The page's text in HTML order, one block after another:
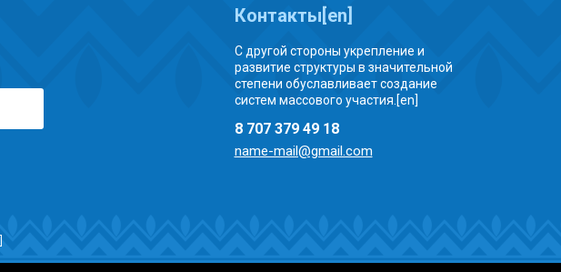
Контакты[en]
С другой стороны укрепление и
развитие структуры в значительной
степени обуславливает создание
систем массового участия.[en]
8 707 379 49 18
name-mail@gmail.com